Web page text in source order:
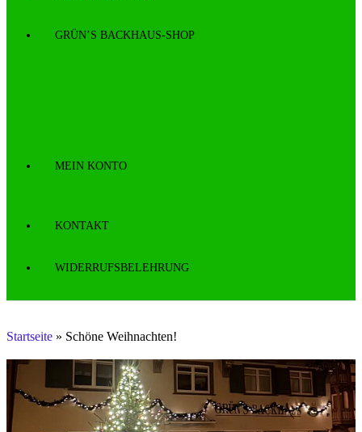
GRÜN’S BACKHAUS-SHOP
MEIN KONTO
KONTAKT
WIDERRUFSBELEHRUNG
Startseite » Schöne Weihnachten!